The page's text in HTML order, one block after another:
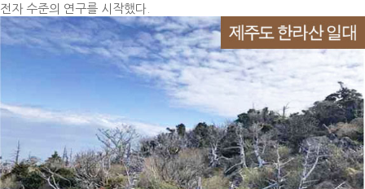
전자 수준의 연구를 시작했다.